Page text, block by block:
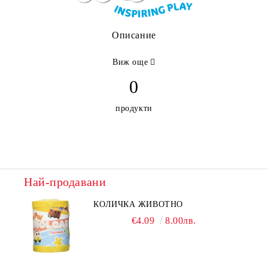
Описание
Виж още
0
продукти
Най-продавани
КОЛИЧКА ЖИВОТНО
€4.09 8.00лв.